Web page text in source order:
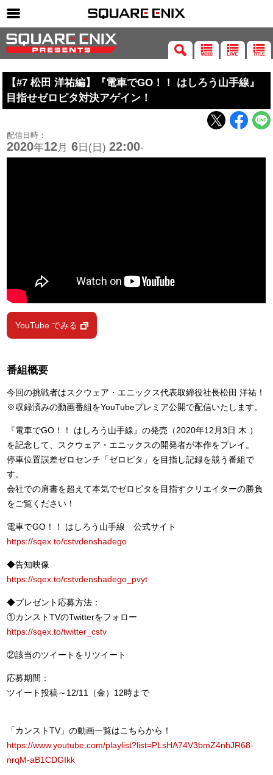
SQUARE ENIX 公式サイトメニュー
マガジン＆ブックス
ミュージック
グッズ
ストア
【#7 松田 洋祐編】『電車でGO！！ はしろう山手線』
目指せゼロピタ対決アゲイン！
配信日時：
2020年12月 6 日(日)22:00-
YouTube でみる
番組概要
今回の挑戦者はスクウェア・エニックス代表取締役社長松田 洋祐！
※収録済みの動画番組をYouTubeプレミア公開で配信いたします。
『電車でGO！！ はしろう山手線』の発売（2020年12月3日 木 ）
を記念して、スクウェア・エニックスの開発者が本作をプレイ。
停車位置誤差ゼロセンチ「ゼロピタ」を目指し記録を競う番組で
す。
会社での肩書を超えて本気でゼロピタを目指すクリエイターの勝負
をご覧ください！
電車でGO！！ はしろう山手線 公式サイト
https://sqex.to/cstvdenshadego
◆告知映像
https://sqex.to/cstvdenshadego_pvyt
◆プレゼント応募方法：
①カンストTVのTwitterをフォロー
https://sqex.to/twitter_cstv
②該当のツイートをリツイート
応募期間：
ツイート投稿～12/11（金）12時まで
「カンストTV」の動画一覧はこちらから！
https://www.youtube.com/playlist?list=PLsHA74V3bmZ4nhJR68-
nrqM-aB1CDGIkk